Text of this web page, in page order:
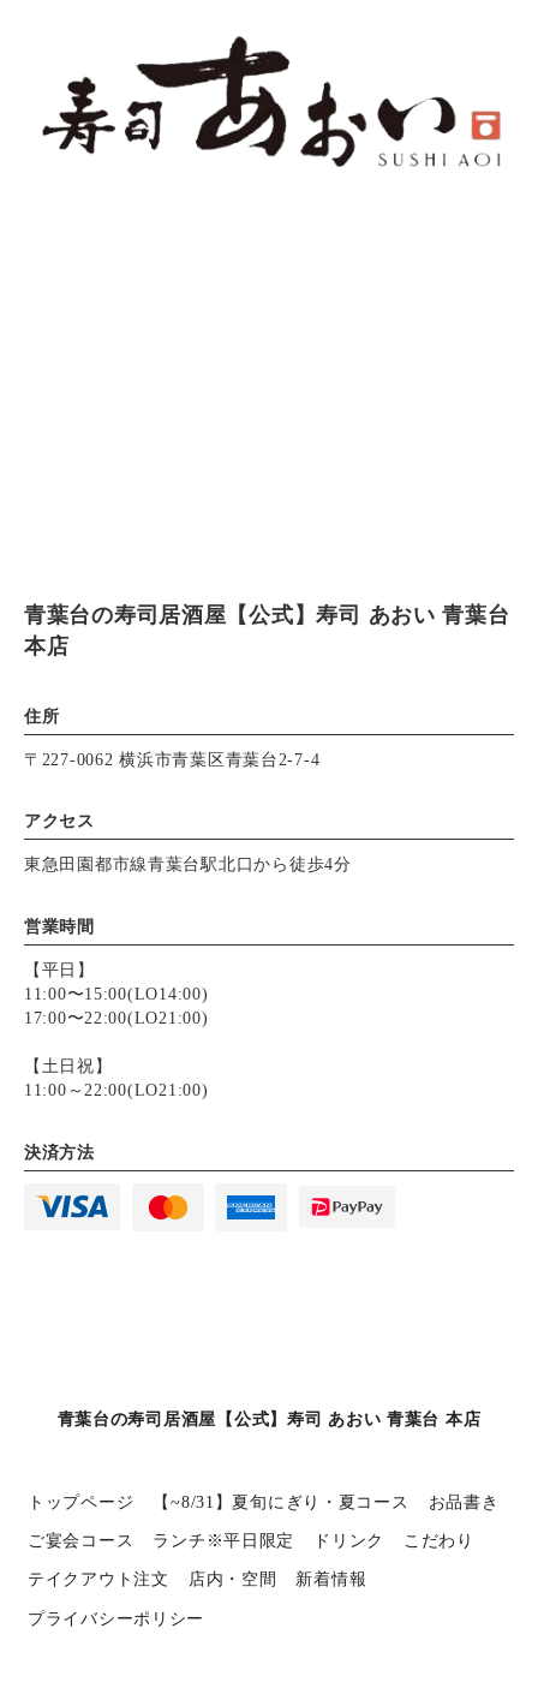
青葉台の寿司居酒屋【公式】寿司 あおい 青葉台
本店
住所
〒227-0062 横浜市青葉区青葉台2-7-4
アクセス
東急田園都市線青葉台駅北口から徒歩4分
営業時間
【平日】
11:00〜15:00(LO14:00)
17:00〜22:00(LO21:00)
【土日祝】
11:00～22:00(LO21:00)
決済方法
青葉台の寿司居酒屋【公式】寿司 あおい 青葉台 本店
トップページ 【~8/31】夏旬にぎり・夏コース お品書き
ご宴会コース ランチ※平日限定 ドリンク こだわり
テイクアウト注文 店内・空間 新着情報
プライバシーポリシー